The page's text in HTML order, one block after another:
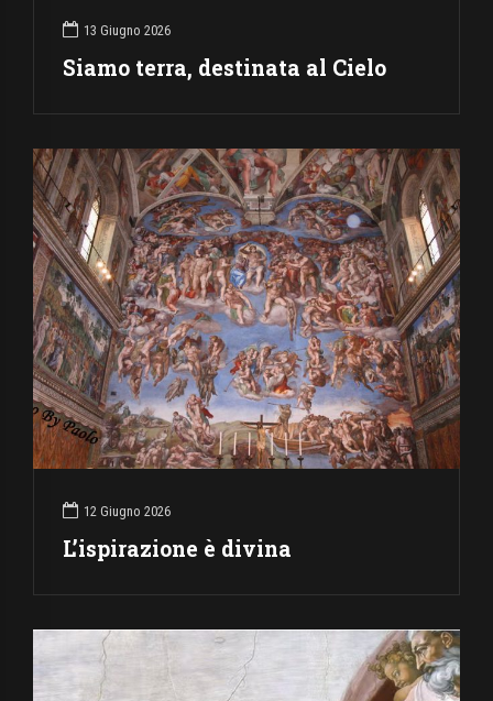
13 Giugno 2026
Siamo terra, destinata al Cielo
12 Giugno 2026
L’ispirazione è divina